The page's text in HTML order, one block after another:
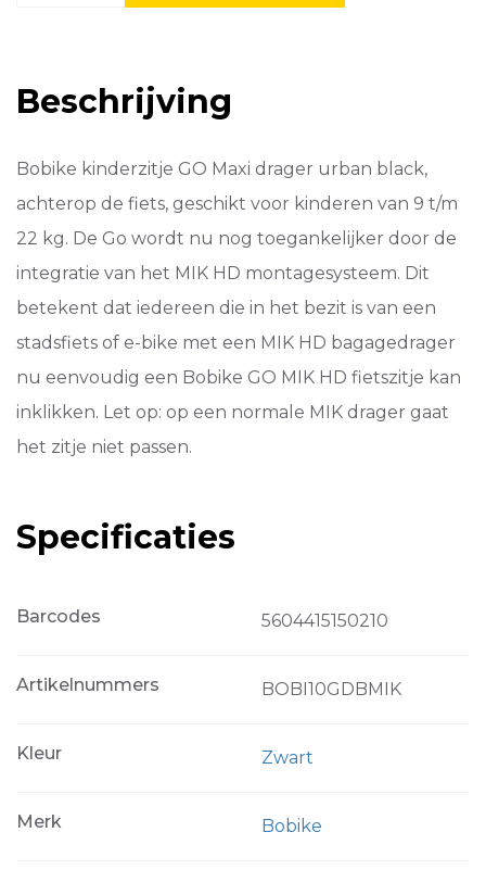
HD
urban
Black
aantal
Beschrijving
Bobike kinderzitje GO Maxi drager urban black,
achterop de fiets, geschikt voor kinderen van 9 t/m
22 kg. De Go wordt nu nog toegankelijker door de
integratie van het MIK HD montagesysteem. Dit
betekent dat iedereen die in het bezit is van een
stadsfiets of e-bike met een MIK HD bagagedrager
nu eenvoudig een Bobike GO MIK HD fietszitje kan
inklikken. Let op: op een normale MIK drager gaat
het zitje niet passen.
Specificaties
Barcodes 5604415150210
Artikelnummers BOBI10GDBMIK
Kleur Zwart
Merk Bobike